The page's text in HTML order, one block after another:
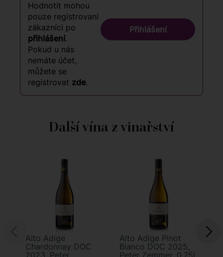
Hodnotit mohou
pouze registrovaní
zákazníci po
přihlášení.
Pokud u nás
nemáte účet,
můžete se
registrovat zde.
Přihlášení
Další vína z vinařství
Alto Adige
Chardonnay DOC
Alto Adige Pinot
Bianco DOC 2025,